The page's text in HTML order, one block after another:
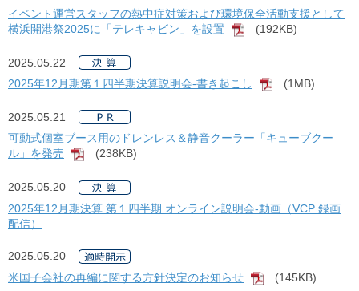
イベント運営スタッフの熱中症対策および環境保全活動支援として
横浜開港祭2025に「テレキャビン」を設置
[PDF]
(192KB)
2025.05.22
2025年12月期第１四半期決算説明会-書き起こし
[PDF]
(1MB)
2025.05.21
可動式個室ブース用のドレンレス＆静音クーラー「キューブクー
ル」を発売
[PDF]
(238KB)
2025.05.20
2025年12月期決算 第１四半期 オンライン説明会-動画（VCP 録画
配信）
2025.05.20
米国子会社の再編に関する方針決定のお知らせ
[PDF]
(145KB)